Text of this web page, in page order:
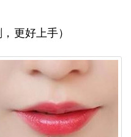
更好上手）